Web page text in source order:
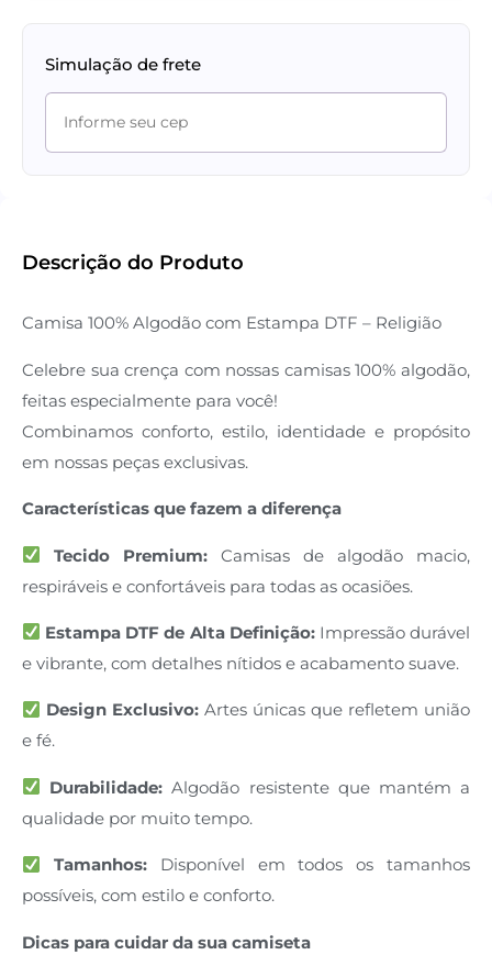
Descrição do Produto
Camisa 100% Algodão com Estampa DTF – Religião
Celebre sua crença com nossas camisas 100% algodão,
feitas especialmente para você!
Combinamos conforto, estilo, identidade e propósito
em nossas peças exclusivas.
Características que fazem a diferença
Tecido Premium: Camisas de algodão macio,
respiráveis e confortáveis para todas as ocasiões.
Estampa DTF de Alta Definição:Impressão durável
e vibrante, com detalhes nítidos e acabamento suave.
Design Exclusivo: Artes únicas que refletem união
e fé.
Durabilidade: Algodão resistente que mantém a
qualidade por muito tempo.
Tamanhos:Disponível em todos os tamanhos
possíveis, com estilo e conforto.
Dicas para cuidar da sua camiseta
Simulação de frete